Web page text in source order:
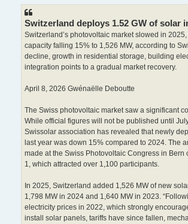
Switzerland deploys 1.52 GW of solar
Switzerland’s photovoltaic market slowed in
capacity falling 15% to 1,526 MW, according to
decline, growth in residential storage, building
integration points to a gradual market recovery.
April 8, 2026 Gwénaëlle Deboutte
The Swiss photovoltaic market saw a significant
While official figures will not be published until
Swissolar association has revealed that newly
last year was down 15% compared to 2024. The
made at the Swiss Photovoltaic Congress in Bern
1, which attracted over 1,100 participants.
In 2025, Switzerland added 1,526 MW of new
1,798 MW in 2024 and 1,640 MW in 2023.
electricity prices in 2022, which strongly
install solar panels, tariffs have since fallen,